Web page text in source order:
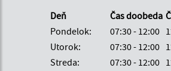
Deň Čas doobeda
Pondelok:
07:30 - 12:00
Utorok:
07:30 - 12:00
Streda:
07:30 - 12:00